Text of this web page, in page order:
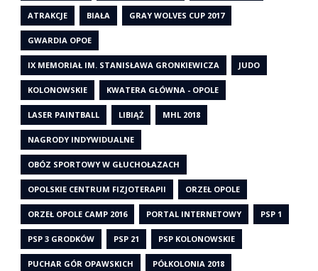
ATRAKCJE BIAŁA GRAY WOLVES CUP 2017
GWARDIA OPOE
IX MEMORIAŁ IM. STANISŁAWA GRONKIEWICZA JUDO
KOLONOWSKIE KWATERA GŁÓWNA - OPOLE
LASER PAINTBALL LIBIĄŻ MHL 2018
NAGRODY INDYWIDUALNE
OBÓZ SPORTOWY W GŁUCHOŁAZACH
OPOLSKIE CENTRUM FIZJOTERAPII ORZEŁ OPOLE
ORZEŁ OPOLE CAMP 2016 PORTAL INTERNETOWY PSP 1
PSP 3 GRODKÓW PSP 21 PSP KOLONOWSKIE
PUCHAR GÓR OPAWSKICH PÓŁKOLONIA 2018